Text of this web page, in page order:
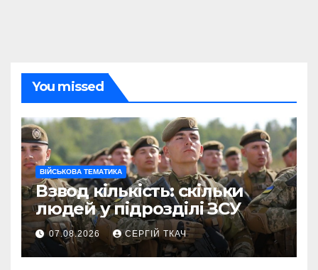
You missed
ВІЙСЬКОВА ТЕМАТИКА
Взвод кількість: скільки
людей у підрозділі ЗСУ
07.08.2026 СЕРГІЙ ТКАЧ